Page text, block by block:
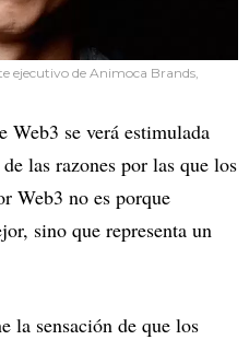
ejecutivo de Animoca Brands,
Web3 se verá estimulada
las razones por las que los
Web3 no es porque
sino que representa un
la sensación de que los